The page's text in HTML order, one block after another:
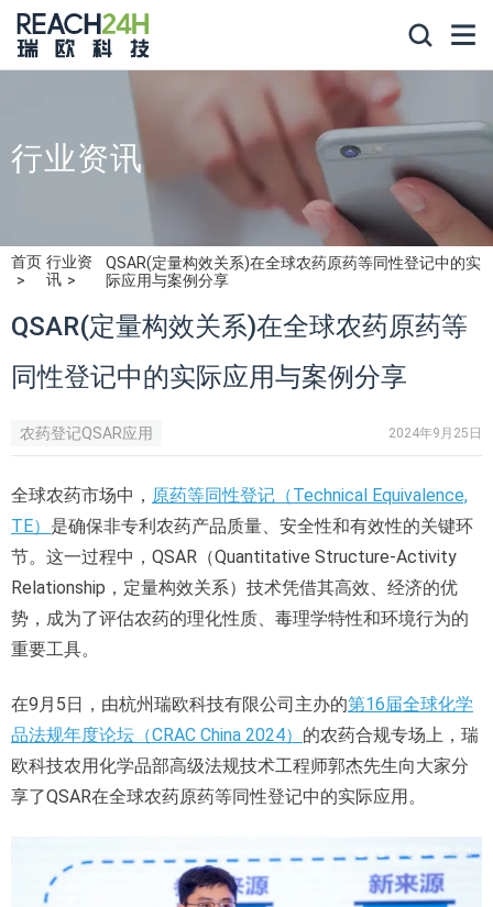
行业资讯
首页 行业资
讯
QSAR(定量构效关系)在全球农药原药等同性登记中的实
际应用与案例分享
QSAR(定量构效关系)在全球农药原药等
同性登记中的实际应用与案例分享
农药登记QSAR应用 2024年9月25日
全球农药市场中， 原药等同性登记（Technical Equivalence,
TE） 是确保非专利农药产品质量、安全性和有效性的关键环
节。这一过程中，QSAR（Quantitative Structure-Activity
Relationship，定量构效关系）技术凭借其高效、经济的优
势，成为了评估农药的理化性质、毒理学特性和环境行为的
重要工具。
在9月5日，由杭州瑞欧科技有限公司主办的第16届全球化学
品法规年度论坛（CRAC China 2024） 的农药合规专场上，瑞
欧科技农用化学品部高级法规技术工程师郭杰先生向大家分
享了QSAR在全球农药原药等同性登记中的实际应用。